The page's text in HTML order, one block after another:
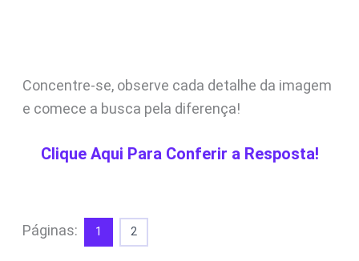
Concentre-se, observe cada detalhe da imagem
e comece a busca pela diferença!
Clique Aqui Para Conferir a Resposta!
Páginas: 1 2